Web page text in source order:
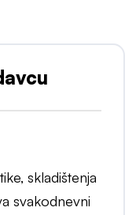
skladištenja
svakodnevni